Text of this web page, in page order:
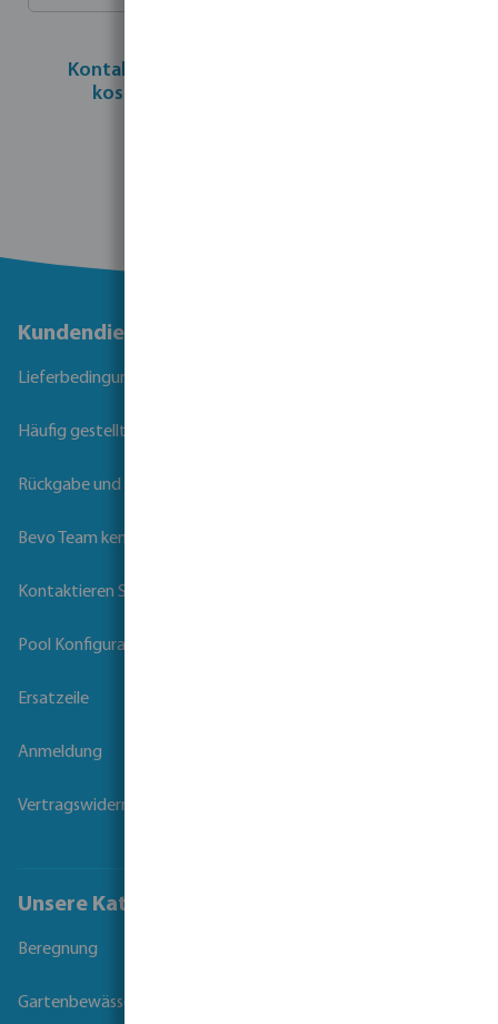
Kontaktieren Sie unsere Experten für ein
kostenloses, individuelles Angebot
Kundendienst
Lieferbedingungen
Häufig gestellte Fragen
Rückgabe und Garantie
Bevo Team kennenlernen
Kontaktieren Sie uns
Pool Konfigurator
Ersatzeile
Anmeldung
Vertragswiderruf
Unsere Kataloge
Beregnung
Gartenbewässerung